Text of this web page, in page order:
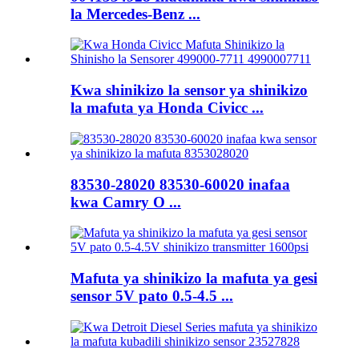
la Mercedes-Benz ...
Kwa shinikizo la sensor ya shinikizo
la mafuta ya Honda Civicc ...
83530-28020 83530-60020 inafaa
kwa Camry O ...
Mafuta ya shinikizo la mafuta ya gesi
sensor 5V pato 0.5-4.5 ...